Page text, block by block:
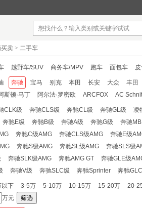
卖 > 二手车
越野车/SUV 商务车/MPV 跑车 面包车
奔驰 宝马 别克 本田 长安 大众
丰田
斯顿·马丁 阿尔法·罗密欧 ARCFOX
AC
汽绅宝 奔腾 北京 宝骏 北汽威旺 宾利
北汽新能源 布加迪 传祺 长安商用 长城
东南 道奇 DS 东风风神 东风小康
东风风
汽启腾 福迪 GMC 观致 广汽吉奥 光冈
汉腾 哈飞 海格 华普 华晨鑫源 悍马
江铃 江铃集团新能源 金旅 九龙
江铃集
劳斯莱斯
赫 纳智捷
CLK级 奔驰CLS级 奔驰CL级 奔驰GL级
凌
奔驰E级 奔驰B级 奔驰A级 奔驰G级
奔驰
奔驰C级AMG 奔驰CLS级AMG
奔驰E级
奔驰S级AMG 奔驰SL级AMG
奔驰SLS级
奔驰SLK级AMG 奔驰AMG GT
奔驰GLE级
奔驰V级 奔驰SLC级 奔驰Sprinter 奔驰
以下 3-5万 5-10万 10-15万 15-20万
20-
万元
筛选